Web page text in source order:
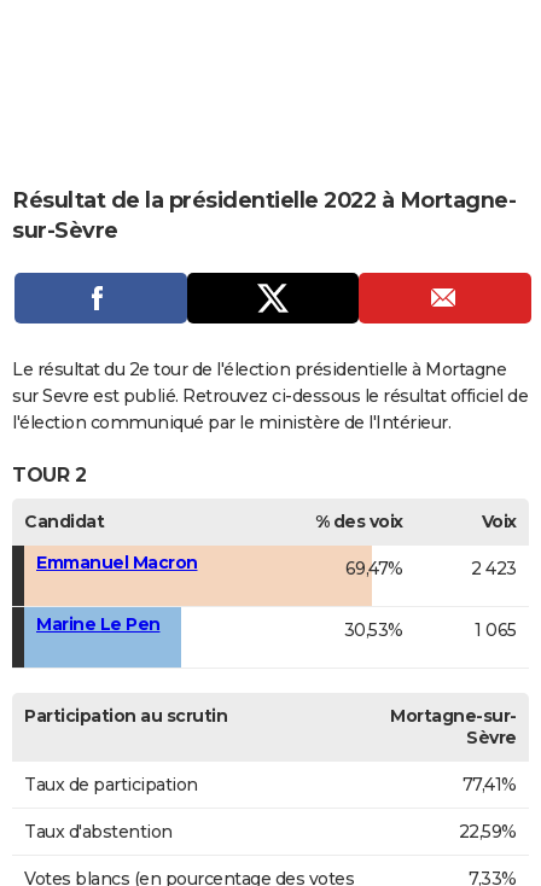
Carte de Noël
Carte Bonne année
Carte Saint-Valentin
Carte Pâques
Carte d'anniversaire
DICTIONNAIRE
PROGRAMME TV
COPAINS D'AVANT
S'inscrire
Se connecter
Lycées
Collèges
Primaires
Universités
Entreprises
Service militaire
Avis de recherche
AVIS DE DÉCÈS
FORUM
Bricolage
Lifestyle
Culture
Sport
Auto
Television
Voyage
Cinema
Résultat de la présidentielle 2022 à Mortagne-
sur-Sèvre
Le résultat du 2e tour de l'élection présidentielle à Mortagne
sur Sevre est publié. Retrouvez ci-dessous le résultat officiel de
l'élection communiqué par le ministère de l'Intérieur.
TOUR 2
Candidat % des voix
Voix
Emmanuel Macron
69,47% 2 423
Marine Le Pen 30,53% 1 065
Participation au scrutin
Mortagne-sur-
Sèvre
Taux de participation 77,41%
Taux d'abstention 22,59%
Votes blancs (en pourcentage des votes
7,33%